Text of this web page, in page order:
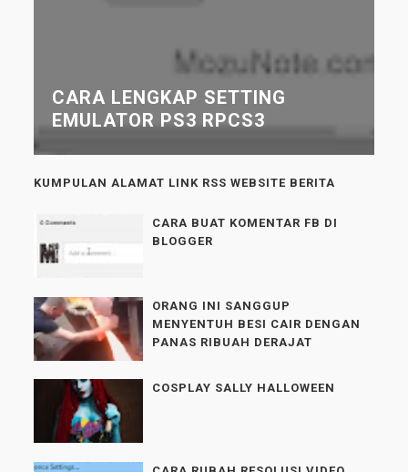
CARA LENGKAP SETTING
EMULATOR PS3 RPCS3
KUMPULAN ALAMAT LINK RSS WEBSITE BERITA
CARA BUAT KOMENTAR FB DI
BLOGGER
ORANG INI SANGGUP
MENYENTUH BESI CAIR DENGAN
PANAS RIBUAH DERAJAT
COSPLAY SALLY HALLOWEEN